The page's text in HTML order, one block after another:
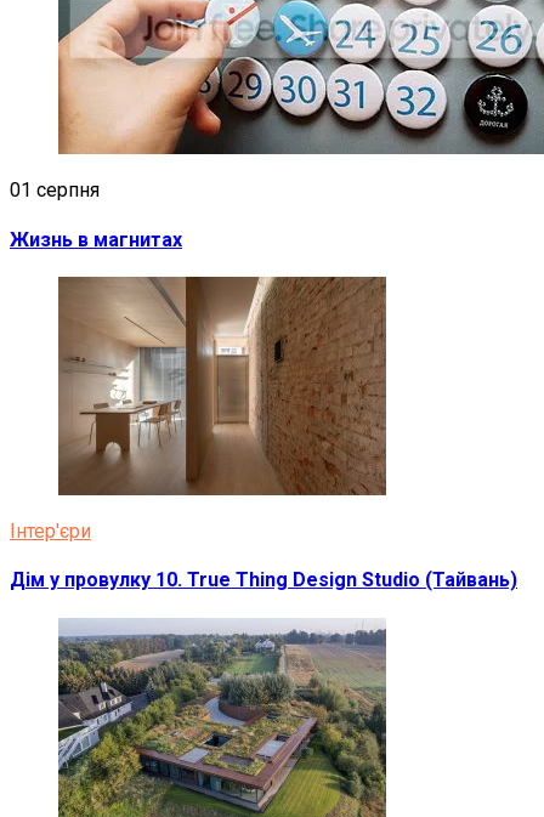
01 серпня
Жизнь в магнитах
Інтер'єри
Дім у провулку 10. True Thing Design Studio (Тайвань)